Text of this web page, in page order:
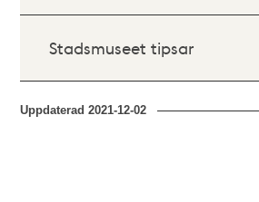
Stadsmuseet tipsar
Uppdaterad2021-12-02